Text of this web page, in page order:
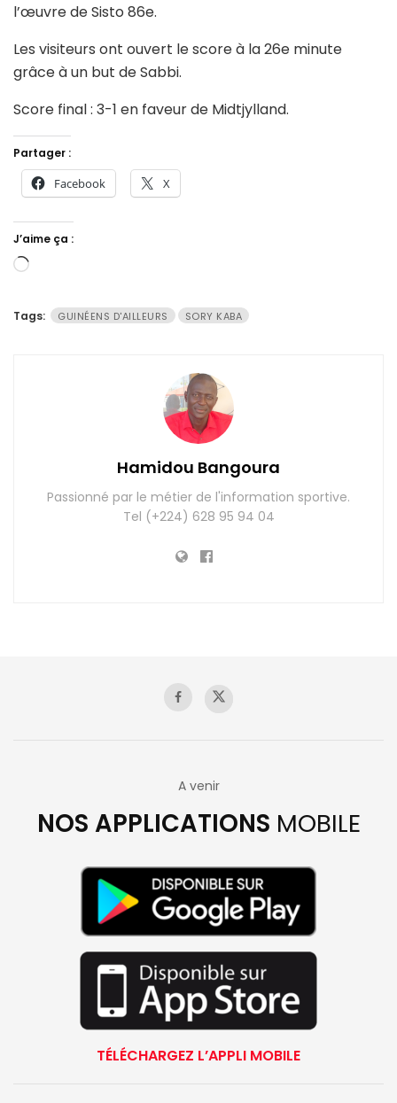
l’œuvre de Sisto 86e.
Les visiteurs ont ouvert le score à la 26e minute
grâce à un but de Sabbi.
Score final : 3-1 en faveur de Midtjylland.
Partager :
Facebook X
J’aime ça :
Chargement…
Tags: GUINÉENS D'AILLEURS SORY KABA
Hamidou Bangoura
Passionné par le métier de l'information sportive.
Tel (+224) 628 95 94 04
A venir
NOS APPLICATIONS MOBILE
TÉLÉCHARGEZ L’APPLI MOBILE